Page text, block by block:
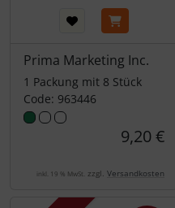
Prima Marketing Inc.
1 Packung mit 8 Stück
Code: 963446
9,20 €
inkl. 19 % MwSt. zzgl. Versandkosten